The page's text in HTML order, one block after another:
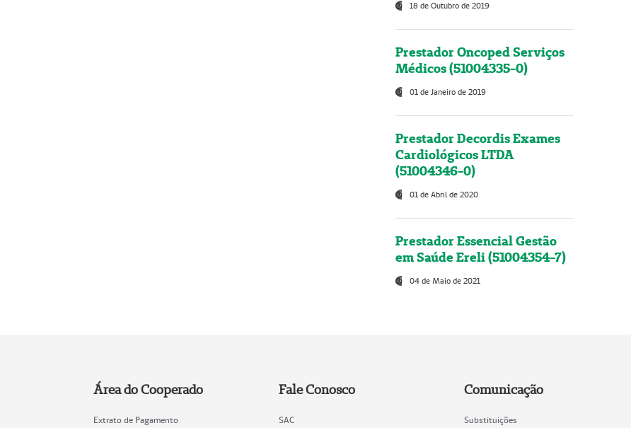
18 de Outubro de 2019
Prestador Oncoped Serviços
Médicos (51004335-0)
01 de Janeiro de 2019
Prestador Decordis Exames
Cardiológicos LTDA
(51004346-0)
01 de Abril de 2020
Prestador Essencial Gestão
em Saúde Ereli (51004354-7)
04 de Maio de 2021
Área do Cooperado
Extrato de Pagamento
Fale Conosco
SAC
Comunicação
Substituições